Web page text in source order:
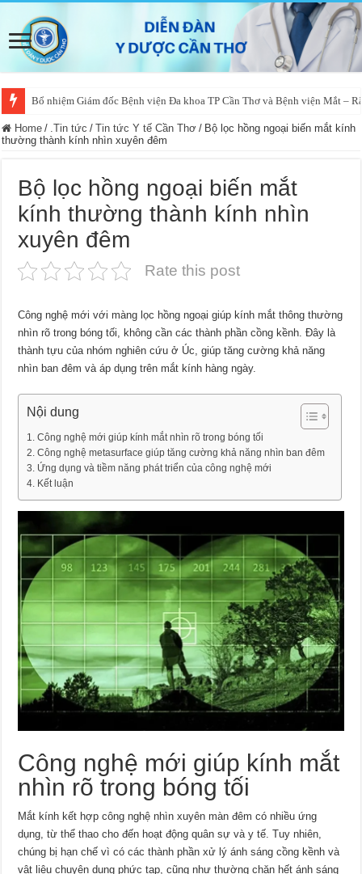
Bổ nhiệm Giám đốc Bệnh viện Đa khoa TP Cần Thơ và Bệnh viện Mắt –
Home / .Tin tức / Tin tức Y tế Cần Thơ / Bộ lọc hồng ngoại biến mắt kính
thường thành kính nhìn xuyên đêm
Bộ lọc hồng ngoại biến mắt
kính thường thành kính nhìn
xuyên đêm
Rate this post
Công nghệ mới với màng lọc hồng ngoại giúp kính mắt thông thường
nhìn rõ trong bóng tối, không cần các thành phần cồng kềnh. Đây là
thành tựu của nhóm nghiên cứu ở Úc, giúp tăng cường khả năng
nhìn ban đêm và áp dụng trên mắt kính hàng ngày.
Nội dung
Công nghệ mới giúp kính mắt nhìn rõ trong bóng tối
Công nghệ metasurface giúp tăng cường khả năng nhìn ban đêm
Ứng dụng và tiềm năng phát triển của công nghệ mới
Kết luận
Công nghệ mới giúp kính mắt
nhìn rõ trong bóng tối
Mắt kính kết hợp công nghệ nhìn xuyên màn đêm có nhiều ứng
dụng, từ thể thao cho đến hoạt động quân sự và y tế. Tuy nhiên,
chúng bị hạn chế vì có các thành phần xử lý ánh sáng cồng kềnh và
vật liệu chuyên dụng phức tạp, cũng như thường chặn hết ánh sáng